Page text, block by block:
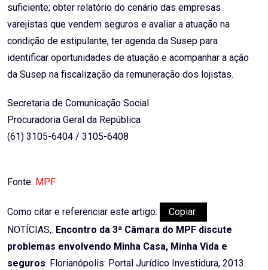
suficiente; obter relatório do cenário das empresas
varejistas que vendem seguros e avaliar a atuação na
condição de estipulante, ter agenda da Susep para
identificar oportunidades de atuação e acompanhar a ação
da Susep na fiscalização da remuneração dos lojistas.
Secretaria de Comunicação Social
Procuradoria Geral da República
(61) 3105-6404 / 3105-6408
Fonte: MPF
Como citar e referenciar este artigo:
Copiar
NOTÍCIAS,. Encontro da 3ª Câmara do MPF discute
problemas envolvendo Minha Casa, Minha Vida e
seguros. Florianópolis: Portal Jurídico Investidura, 2013.